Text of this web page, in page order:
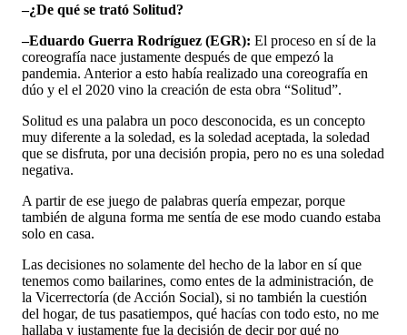
–¿De qué se trató Solitud?
–Eduardo Guerra Rodríguez (EGR): El proceso en sí de la
coreografía nace justamente después de que empezó la
pandemia. Anterior a esto había realizado una coreografía en
dúo y el el 2020 vino la creación de esta obra “Solitud”.
Solitud es una palabra un poco desconocida, es un concepto
muy diferente a la soledad, es la soledad aceptada, la soledad
que se disfruta, por una decisión propia, pero no es una soledad
negativa.
A partir de ese juego de palabras quería empezar, porque
también de alguna forma me sentía de ese modo cuando estaba
solo en casa.
Las decisiones no solamente del hecho de la labor en sí que
tenemos como bailarines, como entes de la administración, de
la Vicerrectoría (de Acción Social), si no también la cuestión
del hogar, de tus pasatiempos, qué hacías con todo esto, no me
hallaba y justamente fue la decisión de decir por qué no